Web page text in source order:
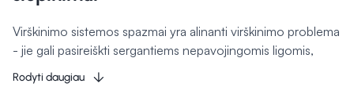
Virškinimo sistemos spazmai yra alinanti virškinimo problema
- jie gali pasireiškti sergantiems nepavojingomis ligomis,
tokiomis kaip refliuksas ar pilvo pūtimas ir sunkiomis,
tokiomis kaip vėžys ar akmenligė. Spazmai gali sukelti
Rodyti daugiau